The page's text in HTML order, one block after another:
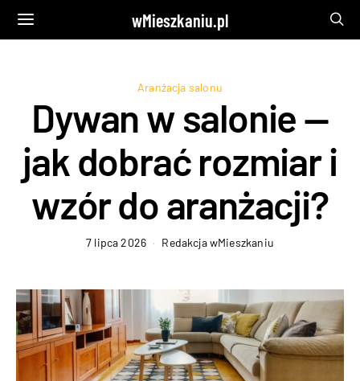
wMieszkaniu.pl
Aranżacja salonu
Dywan w salonie —
jak dobrać rozmiar i
wzór do aranżacji?
7 lipca 2026 Redakcja wMieszkaniu